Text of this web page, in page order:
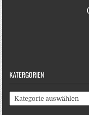
KATERGORIEN
Katergorien